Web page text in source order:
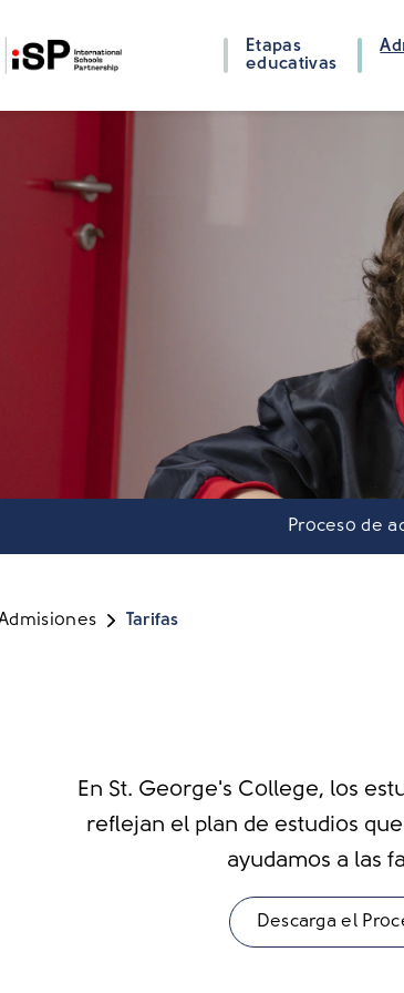
Etapas
educativas
Proceso de
Tarifas
En St. George's College, los
reflejan el plan de estudios
ayudamos a las
Descarga el